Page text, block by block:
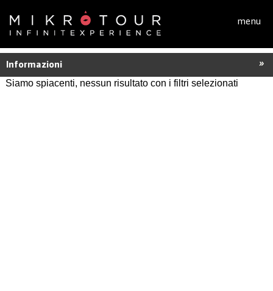
menu
Informazioni
Siamo spiacenti, nessun risultato con i filtri selezionati